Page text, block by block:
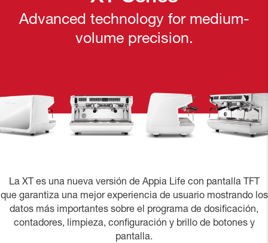
Advanced technology for medium-
volume precision.
La XT es una nueva versión de Appia Life con pantalla TFT
que garantiza una mejor experiencia de usuario mostrando los
datos más importantes sobre el programa de dosificación,
contadores, limpieza, configuración y brillo de botones y
pantalla.